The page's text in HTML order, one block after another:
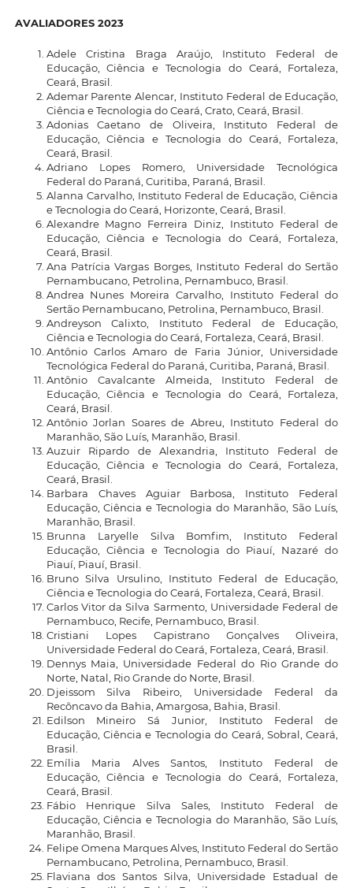
AVALIADORES 2023
Adele Cristina Braga Araújo, Instituto Federal de
Educação, Ciência e Tecnologia do Ceará, Fortaleza,
Ceará, Brasil.
Ademar Parente Alencar, Instituto Federal de Educação,
Ciência e Tecnologia do Ceará, Crato, Ceará, Brasil.
Adonias Caetano de Oliveira, Instituto Federal de
Educação, Ciência e Tecnologia do Ceará, Fortaleza,
Ceará, Brasil.
Adriano Lopes Romero, Universidade Tecnológica
Federal do Paraná, Curitiba, Paraná, Brasil.
Alanna Carvalho, Instituto Federal de Educação, Ciência
e Tecnologia do Ceará, Horizonte, Ceará, Brasil.
Alexandre Magno Ferreira Diniz, Instituto Federal de
Educação, Ciência e Tecnologia do Ceará, Fortaleza,
Ceará, Brasil.
Ana Patrícia Vargas Borges, Instituto Federal do Sertão
Pernambucano, Petrolina, Pernambuco, Brasil.
Andrea Nunes Moreira Carvalho, Instituto Federal do
Sertão Pernambucano, Petrolina, Pernambuco, Brasil.
Andreyson Calixto, Instituto Federal de Educação,
Ciência e Tecnologia do Ceará, Fortaleza, Ceará, Brasil.
Antônio Carlos Amaro de Faria Júnior, Universidade
Tecnológica Federal do Paraná, Curitiba, Paraná, Brasil.
Antônio Cavalcante Almeida, Instituto Federal de
Educação, Ciência e Tecnologia do Ceará, Fortaleza,
Ceará, Brasil.
Antônio Jorlan Soares de Abreu, Instituto Federal do
Maranhão, São Luís, Maranhão, Brasil.
Auzuir Ripardo de Alexandria, Instituto Federal de
Educação, Ciência e Tecnologia do Ceará, Fortaleza,
Ceará, Brasil.
Barbara Chaves Aguiar Barbosa, Instituto Federal
Educação, Ciência e Tecnologia do Maranhão, São Luís,
Maranhão, Brasil.
Brunna Laryelle Silva Bomfim, Instituto Federal
Educação, Ciência e Tecnologia do Piauí, Nazaré do
Piauí, Piauí, Brasil.
Bruno Silva Ursulino, Instituto Federal de Educação,
Ciência e Tecnologia do Ceará, Fortaleza, Ceará, Brasil.
Carlos Vitor da Silva Sarmento, Universidade Federal de
Pernambuco, Recife, Pernambuco, Brasil.
Cristiani Lopes Capistrano Gonçalves Oliveira,
Universidade Federal do Ceará, Fortaleza, Ceará, Brasil.
Dennys Maia, Universidade Federal do Rio Grande do
Norte, Natal, Rio Grande do Norte, Brasil.
Djeissom Silva Ribeiro, Universidade Federal da
Recôncavo da Bahia, Amargosa, Bahia, Brasil.
Edilson Mineiro Sá Junior, Instituto Federal de
Educação, Ciência e Tecnologia do Ceará, Sobral, Ceará,
Brasil.
Emília Maria Alves Santos, Instituto Federal de
Educação, Ciência e Tecnologia do Ceará, Fortaleza,
Ceará, Brasil.
Fábio Henrique Silva Sales, Instituto Federal de
Educação, Ciência e Tecnologia do Maranhão, São Luís,
Maranhão, Brasil.
Felipe Omena Marques Alves, Instituto Federal do Sertão
Pernambucano, Petrolina, Pernambuco, Brasil.
Flaviana dos Santos Silva, Universidade Estadual de